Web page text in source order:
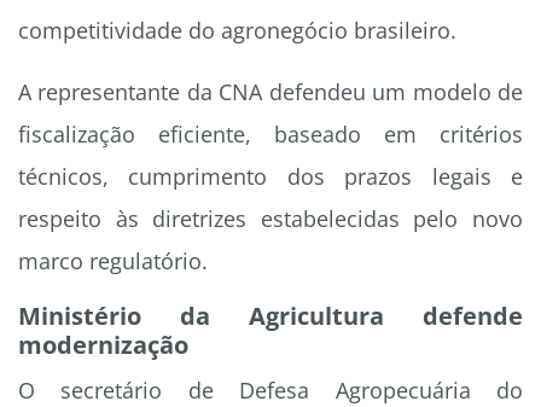
competitividade do agronegócio brasileiro.
A representante da CNA defendeu um modelo de
fiscalização eficiente, baseado em critérios
técnicos, cumprimento dos prazos legais e
respeito às diretrizes estabelecidas pelo novo
marco regulatório.
Ministério da Agricultura defende
modernização
O secretário de Defesa Agropecuária do